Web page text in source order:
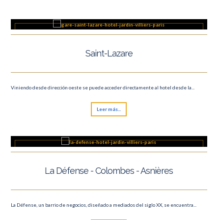
Saint-Lazare
Viniendo desde dirección oeste se puede acceder directamente al hotel desde la...
Leer más...
La Défense - Colombes - Asnières
La Défense, un barrio de negocios, diseñado a mediados del siglo XX, se encuentra...